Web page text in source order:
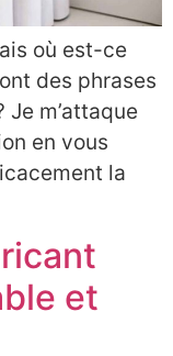
où est-ce
des phrases
m’attaque
en vous
la
et